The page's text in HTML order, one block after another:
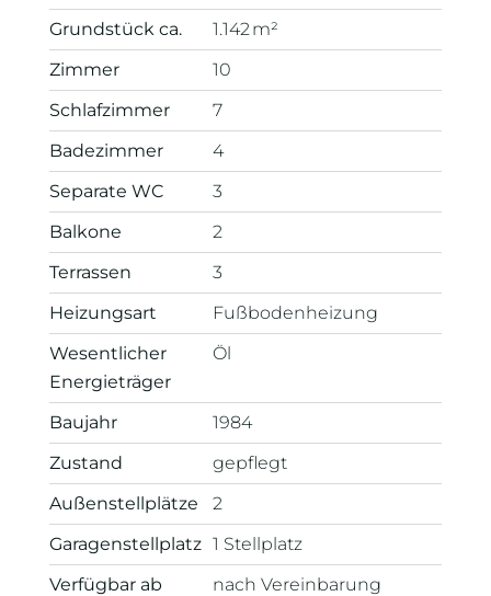
Grund­stück ca.
1.142 m²
Zimmer
10
Schlafzimmer
7
Badezimmer
4
Separate WC
3
Balkone
2
Terrassen
3
Heizungsart
Fußbodenheizung
Wesentlicher
Energieträger
Öl
Baujahr
1984
Zustand
gepflegt
Außen­stellplätze
2
Garagen­stellplatz 1 Stellplatz
Verfügbar ab
nach Vereinbarung